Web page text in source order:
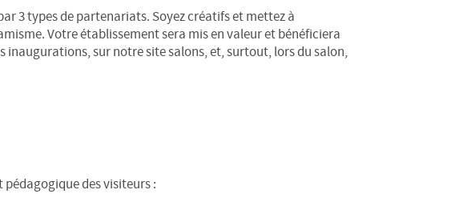
3 types de partenariats. Soyez créatifs et mettez à
Votre établissement sera mis en valeur et bénéficiera
sur notre site salons, et, surtout, lors du salon,
des visiteurs :